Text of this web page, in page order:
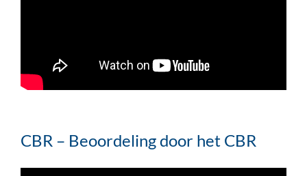
CBR – Beoordeling door het CBR